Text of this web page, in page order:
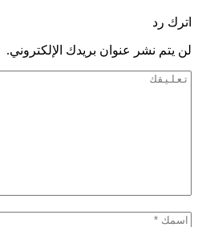
اترك رد
لن يتم نشر عنوان بريدك الإلكتروني.